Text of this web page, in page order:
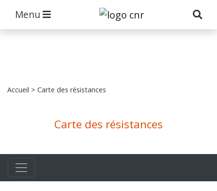
Menu
Accueil > Carte des résistances
Carte des résistances